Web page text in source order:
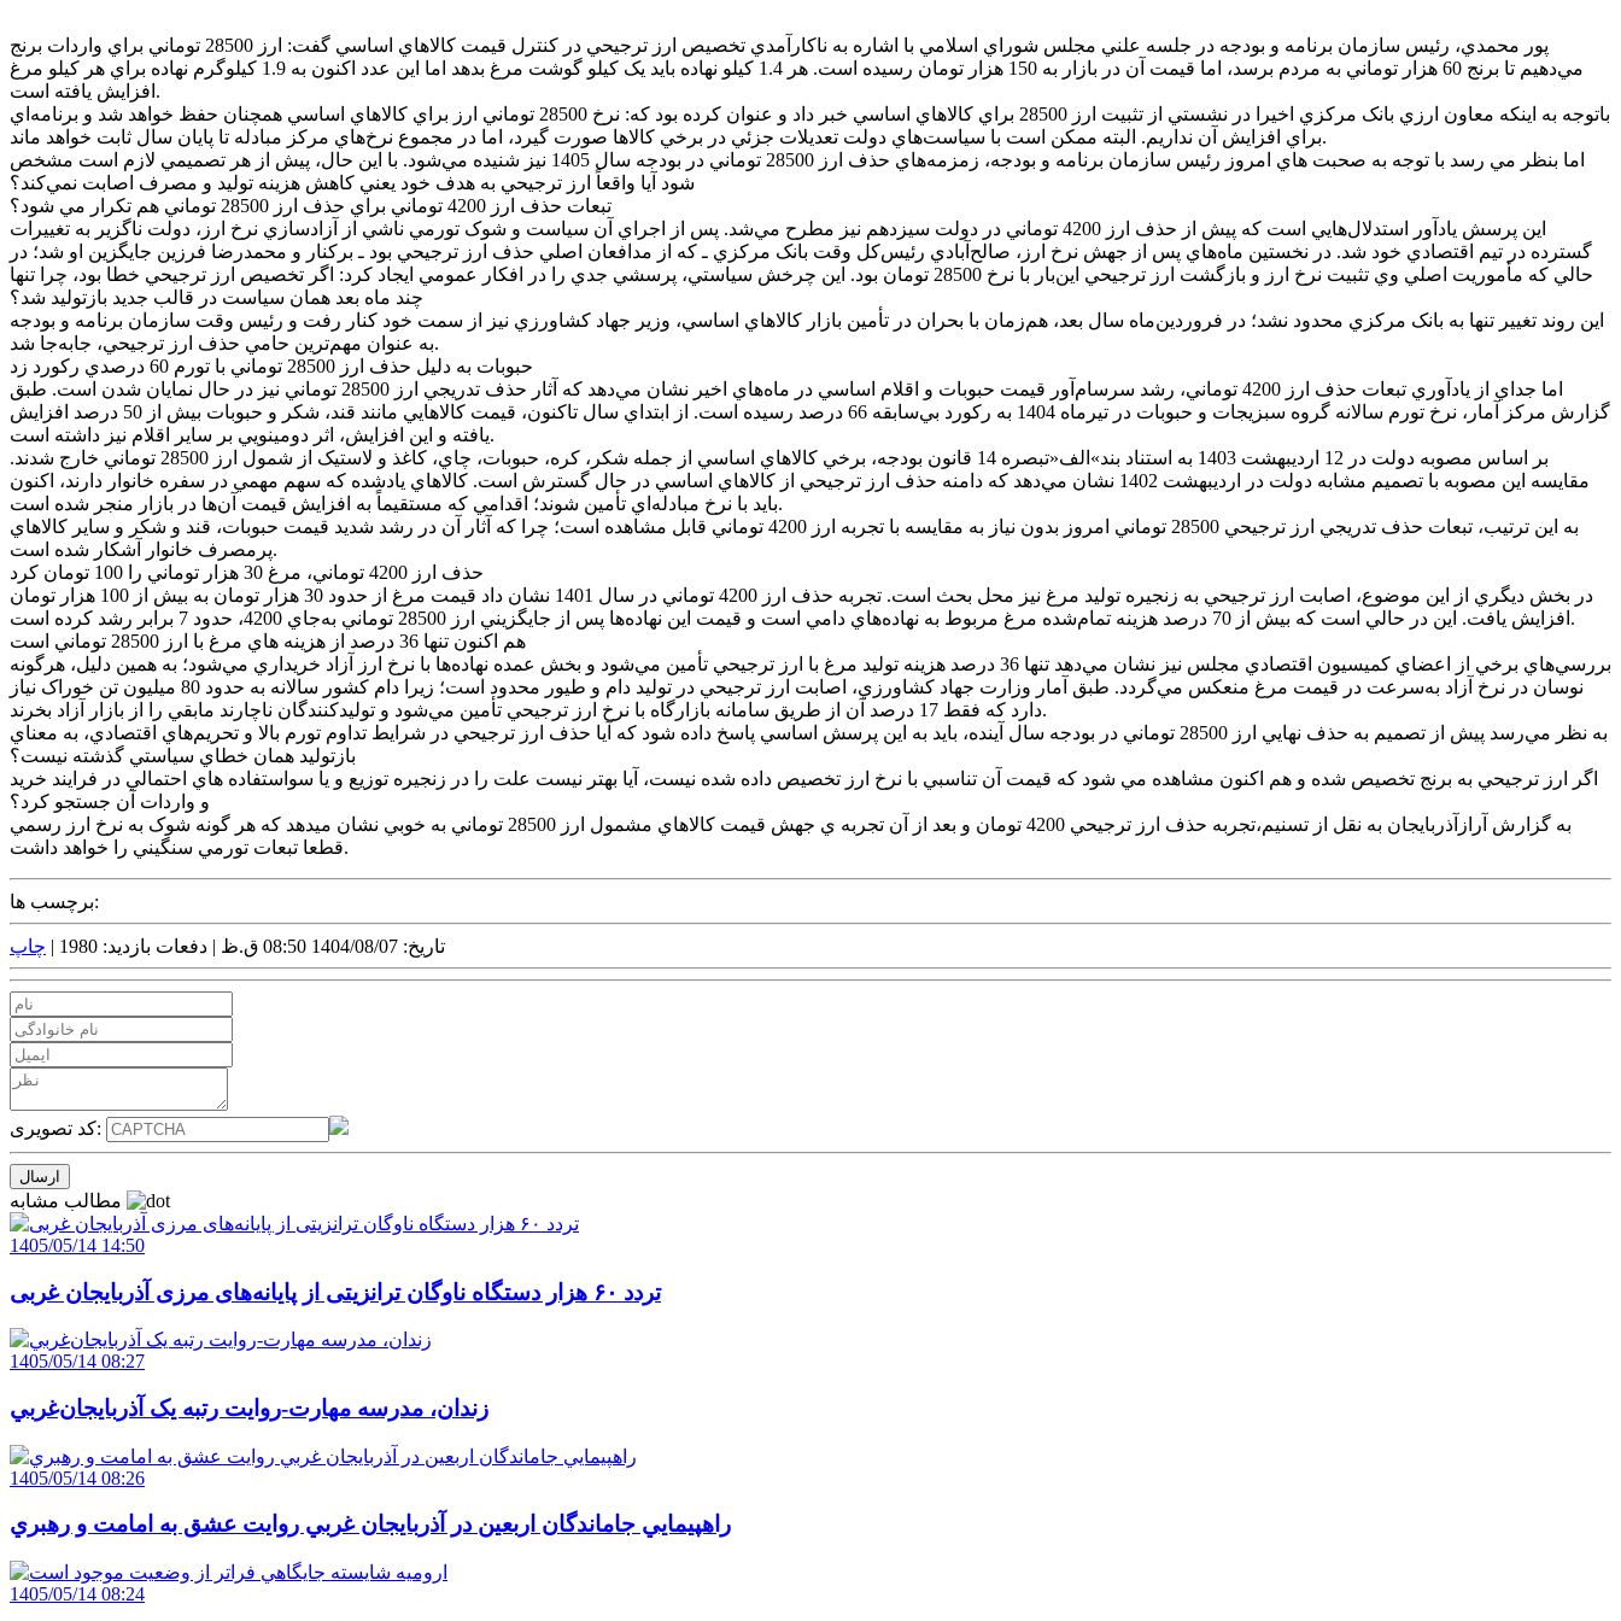
پور محمدي، رئيس سازمان برنامه و بودجه در جلسه علني مجلس شوراي اسلامي با اشاره به ناکارآمدي تخصيص ارز ترجيحي در کنترل قيمت کالاهاي اساسي گفت: ارز 28500 توماني براي واردات برنج
مي‌دهيم تا برنج 60 هزار توماني به مردم برسد، اما قيمت آن در بازار به 150 هزار تومان رسيده است. هر 1.4 کيلو نهاده بايد يک کيلو گوشت مرغ بدهد اما اين عدد اکنون به 1.9 کيلوگرم نهاده براي هر کيلو مرغ
افزايش يافته است.
باتوجه به اينکه معاون ارزي بانک مرکزي اخيرا در نشستي از تثبيت ارز 28500 براي کالاهاي اساسي خبر داد و عنوان کرده بود که: نرخ 28500 توماني ارز براي کالاهاي اساسي همچنان حفظ خواهد شد و برنامه‌اي
براي افزايش آن نداريم. البته ممکن است با سياست‌هاي دولت تعديلات جزئي در برخي کالاها صورت گيرد، اما در مجموع نرخ‌هاي مرکز مبادله تا پايان سال ثابت خواهد ماند.
اما بنظر مي رسد با توجه به صحبت هاي امروز رئيس سازمان برنامه و بودجه، زمزمه‌هاي حذف ارز 28500 توماني در بودجه سال 1405 نيز شنيده مي‌شود. با اين حال، پيش از هر تصميمي لازم است مشخص
شود آيا واقعاً ارز ترجيحي به هدف خود يعني کاهش هزينه توليد و مصرف اصابت نمي‌کند؟
تبعات حذف ارز 4200 توماني براي حذف ارز 28500 توماني هم تکرار مي شود؟
اين پرسش يادآور استدلال‌هايي است که پيش از حذف ارز 4200 توماني در دولت سيزدهم نيز مطرح مي‌شد. پس از اجراي آن سياست و شوک تورمي ناشي از آزادسازي نرخ ارز، دولت ناگزير به تغييرات
گسترده در تيم اقتصادي خود شد. در نخستين ماه‌هاي پس از جهش نرخ ارز، صالح‌آبادي رئيس‌کل وقت بانک مرکزي ـ که از مدافعان اصلي حذف ارز ترجيحي بود ـ برکنار و محمدرضا فرزين جايگزين او شد؛ در
حالي که مأموريت اصلي وي تثبيت نرخ ارز و بازگشت ارز ترجيحي اين‌بار با نرخ 28500 تومان بود. اين چرخش سياستي، پرسشي جدي را در افکار عمومي ايجاد کرد: اگر تخصيص ارز ترجيحي خطا بود، چرا تنها
چند ماه بعد همان سياست در قالب جديد بازتوليد شد؟
اين روند تغيير تنها به بانک مرکزي محدود نشد؛ در فروردين‌ماه سال بعد، هم‌زمان با بحران در تأمين بازار کالاهاي اساسي، وزير جهاد کشاورزي نيز از سمت خود کنار رفت و رئيس وقت سازمان برنامه و بودجه
به عنوان مهم‌ترين حامي حذف ارز ترجيحي، جابه‌جا شد.
حبوبات به دليل حذف ارز 28500 توماني با تورم 60 درصدي رکورد زد
اما جداي از يادآوري تبعات حذف ارز 4200 توماني، رشد سرسام‌آور قيمت حبوبات و اقلام اساسي در ماه‌هاي اخير نشان مي‌دهد که آثار حذف تدريجي ارز 28500 توماني نيز در حال نمايان شدن است. طبق
گزارش مرکز آمار، نرخ تورم سالانه گروه سبزيجات و حبوبات در تيرماه 1404 به رکورد بي‌سابقه 66 درصد رسيده است. از ابتداي سال تاکنون، قيمت کالاهايي مانند قند، شکر و حبوبات بيش از 50 درصد افزايش
يافته و اين افزايش، اثر دومينويي بر ساير اقلام نيز داشته است.
بر اساس مصوبه دولت در 12 ارديبهشت 1403 به استناد بند»الف«تبصره 14 قانون بودجه، برخي کالاهاي اساسي از جمله شکر، کره، حبوبات، چاي، کاغذ و لاستيک از شمول ارز 28500 توماني خارج شدند.
مقايسه اين مصوبه با تصميم مشابه دولت در ارديبهشت 1402 نشان مي‌دهد که دامنه حذف ارز ترجيحي از کالاهاي اساسي در حال گسترش است. کالاهاي يادشده که سهم مهمي در سفره خانوار دارند، اکنون
بايد با نرخ مبادله‌اي تأمين شوند؛ اقدامي که مستقيماً به افزايش قيمت آن‌ها در بازار منجر شده است.
به اين ترتيب، تبعات حذف تدريجي ارز ترجيحي 28500 توماني امروز بدون نياز به مقايسه با تجربه ارز 4200 توماني قابل مشاهده است؛ چرا که آثار آن در رشد شديد قيمت حبوبات، قند و شکر و ساير کالاهاي
پرمصرف خانوار آشکار شده است.
حذف ارز 4200 توماني، مرغ 30 هزار توماني را 100 تومان کرد
در بخش ديگري از اين موضوع، اصابت ارز ترجيحي به زنجيره توليد مرغ نيز محل بحث است. تجربه حذف ارز 4200 توماني در سال 1401 نشان داد قيمت مرغ از حدود 30 هزار تومان به بيش از 100 هزار تومان
افزايش يافت. اين در حالي است که بيش از 70 درصد هزينه تمام‌شده مرغ مربوط به نهاده‌هاي دامي است و قيمت اين نهاده‌ها پس از جايگزيني ارز 28500 توماني به‌جاي 4200، حدود 7 برابر رشد کرده است.
هم اکنون تنها 36 درصد از هزينه هاي مرغ با ارز 28500 توماني است
بررسي‌هاي برخي از اعضاي کميسيون اقتصادي مجلس نيز نشان مي‌دهد تنها 36 درصد هزينه توليد مرغ با ارز ترجيحي تأمين مي‌شود و بخش عمده نهاده‌ها با نرخ ارز آزاد خريداري مي‌شود؛ به همين دليل، هرگونه
نوسان در نرخ آزاد به‌سرعت در قيمت مرغ منعکس مي‌گردد. طبق آمار وزارت جهاد کشاورزي، اصابت ارز ترجيحي در توليد دام و طيور محدود است؛ زيرا دام کشور سالانه به حدود 80 ميليون تن خوراک نياز
دارد که فقط 17 درصد آن از طريق سامانه بازارگاه با نرخ ارز ترجيحي تأمين مي‌شود و توليدکنندگان ناچارند مابقي را از بازار آزاد بخرند.
به نظر مي‌رسد پيش از تصميم به حذف نهايي ارز 28500 توماني در بودجه سال آينده، بايد به اين پرسش اساسي پاسخ داده شود که آيا حذف ارز ترجيحي در شرايط تداوم تورم بالا و تحريم‌هاي اقتصادي، به معناي
بازتوليد همان خطاي سياستي گذشته نيست؟
اگر ارز ترجيحي به برنج تخصيص شده و هم اکنون مشاهده مي شود که قيمت آن تناسبي با نرخ ارز تخصيص داده شده نيست، آيا بهتر نيست علت را در زنجيره توزيع و يا سواستفاده هاي احتمالي در فرايند خريد
و واردات آن جستجو کرد؟
به گزارش آرازآذربايجان به نقل از تسنيم،تجربه حذف ارز ترجيحي 4200 تومان و بعد از آن تجربه ي جهش قيمت کالاهاي مشمول ارز 28500 توماني به خوبي نشان ميدهد که هر گونه شوک به نرخ ارز رسمي
قطعا تبعات تورمي سنگيني را خواهد داشت.
برچسب ها:
تاریخ: 1404/08/07 08:50 ق.ظ | دفعات بازدید: 1980 | چاپ
کد تصویری:
1405/05/14 14:50
تردد ۶۰ هزار دستگاه ناوگان ترانزیتی از پایانه‌های مرزی آذربایجان ‌غربی
1405/05/14 08:27
زندان، مدرسه مهارت-روايت رتبه يک آذربايجان‌غربي
1405/05/14 08:26
راهپيمايي جاماندگان اربعين در آذربايجان غربي روايت عشق به امامت و رهبري
1405/05/14 08:24